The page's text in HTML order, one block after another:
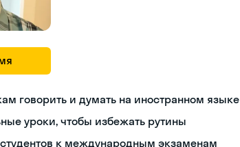
говорить и думать на иностранном языке
уроки, чтобы избежать рутины
студентов к международным экзаменам